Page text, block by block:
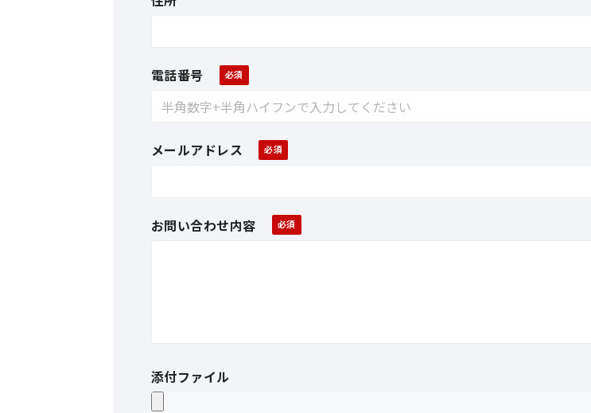
電話番号
メールアドレス
お問い合わせ内容
添付ファイル